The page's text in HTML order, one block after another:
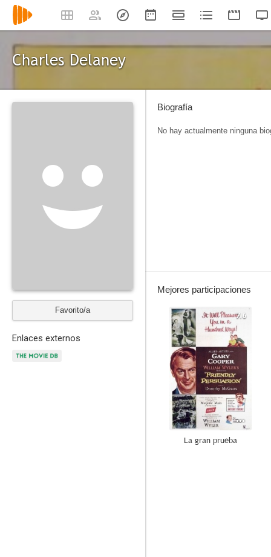
Charles Delaney
Favorito/a
Enlaces externos
Biografía
No hay actualmente ninguna
Mejores participaciones
7.6
La gran prueba